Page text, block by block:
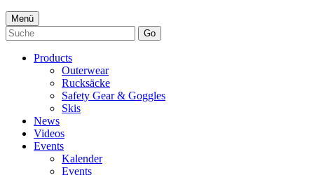
Menü
Go
Products
Outerwear
Rucksäcke
Safety Gear & Goggles
Skis
News
Videos
Events
Kalender
Events